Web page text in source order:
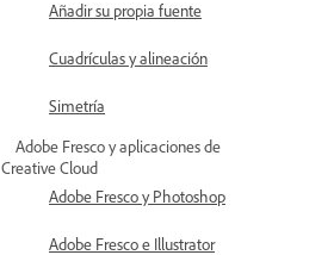
Añadir su propia fuente
Cuadrículas y alineación
Simetría
Adobe Fresco y aplicaciones de
Creative Cloud
Adobe Fresco y Photoshop
Adobe Fresco e Illustrator